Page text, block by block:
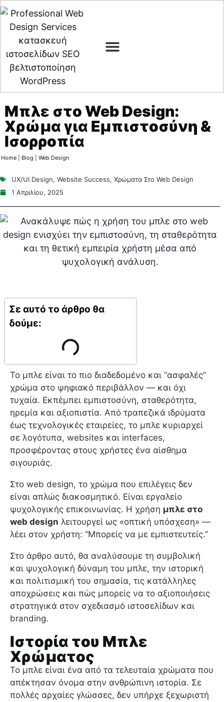
Μπλε στο Web Design:
Χρώμα για Εμπιστοσύνη &
Ισορροπία
Home| Blog Web Design
UX/UI Design, Website Success, Χρώματα Στο Web Design
1 Απριλίου, 2025
Σε αυτό το άρθρο θα
δούμε:
Το μπλε είναι το πιο διαδεδομένο και “ασφαλές”
χρώμα στο ψηφιακό περιβάλλον — και όχι
τυχαία. Εκπέμπει εμπιστοσύνη, σταθερότητα,
ηρεμία και αξιοπιστία. Από τραπεζικά ιδρύματα
έως τεχνολογικές εταιρείες, το μπλε κυριαρχεί
σε λογότυπα, websites και interfaces,
προσφέροντας στους χρήστες ένα αίσθημα
σιγουριάς.
Στο web design, το χρώμα που επιλέγεις δεν
είναι απλώς διακοσμητικό. Είναι εργαλείο
ψυχολογικής επικοινωνίας. Η χρήση μπλε στο
web design λειτουργεί ως «οπτική υπόσχεση» —
λέει στον χρήστη: “Μπορείς να με εμπιστευτείς.”
Στο άρθρο αυτό, θα αναλύσουμε τη συμβολική
και ψυχολογική δύναμη του μπλε, την ιστορική
και πολιτισμική του σημασία, τις κατάλληλες
αποχρώσεις και πώς μπορείς να το αξιοποιήσεις
στρατηγικά στον σχεδιασμό ιστοσελίδων και
branding.
Ιστορία του Μπλε
Χρώματος
Το μπλε είναι ένα από τα τελευταία χρώματα που
απέκτησαν όνομα στην ανθρώπινη ιστορία. Σε
πολλές αρχαίες γλώσσες, δεν υπήρχε ξεχωριστή